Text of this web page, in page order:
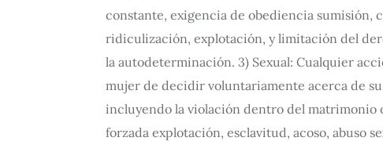
constante, exigencia de obediencia sumisión,
ridiculización, explotación, y limitación del
la autodeterminación. 3) Sexual: Cualquier
mujer de decidir voluntariamente acerca de
incluyendo la violación dentro del matrimonio
forzada explotación, esclavitud, acoso, abuso